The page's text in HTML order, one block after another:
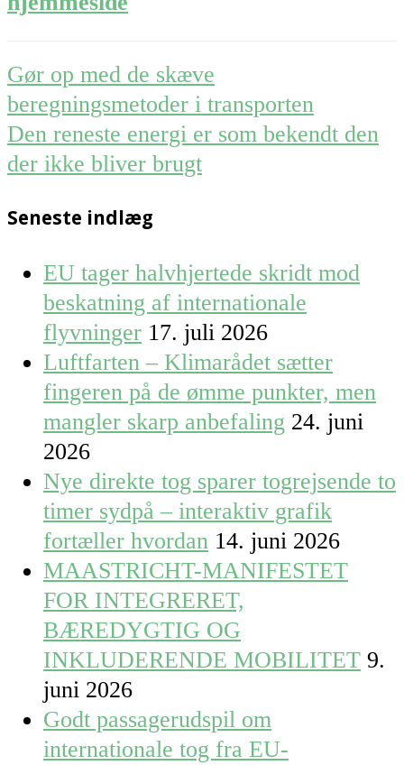
Post
navigation
Gør op med de skæve
beregningsmetoder i transporten
Den reneste energi er som bekendt den
der ikke bliver brugt
Seneste indlæg
EU tager halvhjertede skridt mod
beskatning af internationale
flyvninger 17. juli 2026
Luftfarten – Klimarådet sætter
fingeren på de ømme punkter, men
mangler skarp anbefaling 24. juni
2026
Nye direkte tog sparer togrejsende to
timer sydpå – interaktiv grafik
fortæller hvordan 14. juni 2026
MAASTRICHT-MANIFESTET
FOR INTEGRERET,
BÆREDYGTIG OG
INKLUDERENDE MOBILITET 9.
juni 2026
Godt passagerudspil om
internationale tog fra EU-